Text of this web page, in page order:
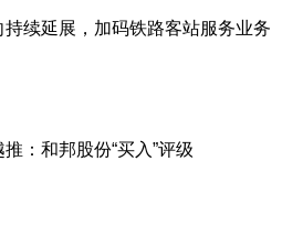
续延展，加码铁路客站服务业务
：和邦股份“买入”评级